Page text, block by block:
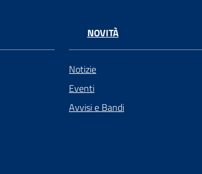
NOVITÀ
Notizie
Eventi
Avvisi e Bandi